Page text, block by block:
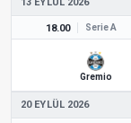
18.00 Serie A
Gremio
20 EYLÜL 2026